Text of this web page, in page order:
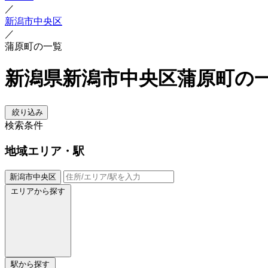
／
新潟市中央区
／
蒲原町の一覧
新潟県新潟市中央区蒲原町の
絞り込み
検索条件
地域エリア・駅
新潟市中央区
エリアから探す
駅から探す